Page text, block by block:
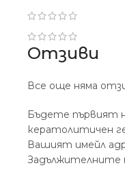
Отзиви
Все още няма
Бъдете първият
кератолитичен
Вашият имейл
Задължителните